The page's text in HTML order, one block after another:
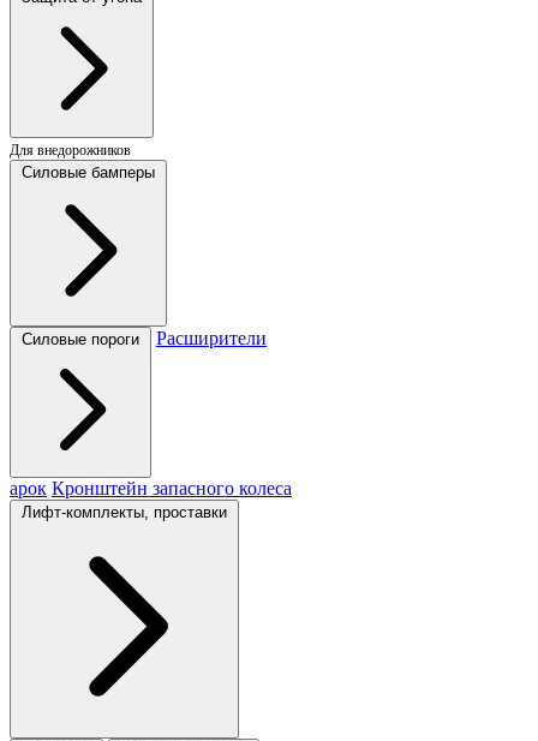
Для внедорожников
Силовые бамперы
Силовые пороги Расширители
арок Кронштейн запасного колеса
Лифт-комплекты, проставки